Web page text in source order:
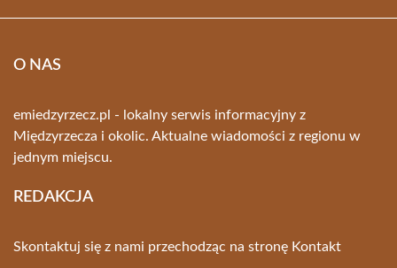
O NAS
emiedzyrzecz.pl - lokalny serwis informacyjny z
Międzyrzecza i okolic. Aktualne wiadomości z regionu w
jednym miejscu.
REDAKCJA
Skontaktuj się z nami przechodząc na stronę Kontakt